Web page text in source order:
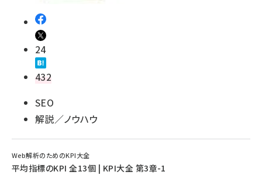
24
432
SEO
解説／ノウハウ
Web解析のためのKPI大全
平均指標のKPI 全13個 | KPI大全 第3章-1